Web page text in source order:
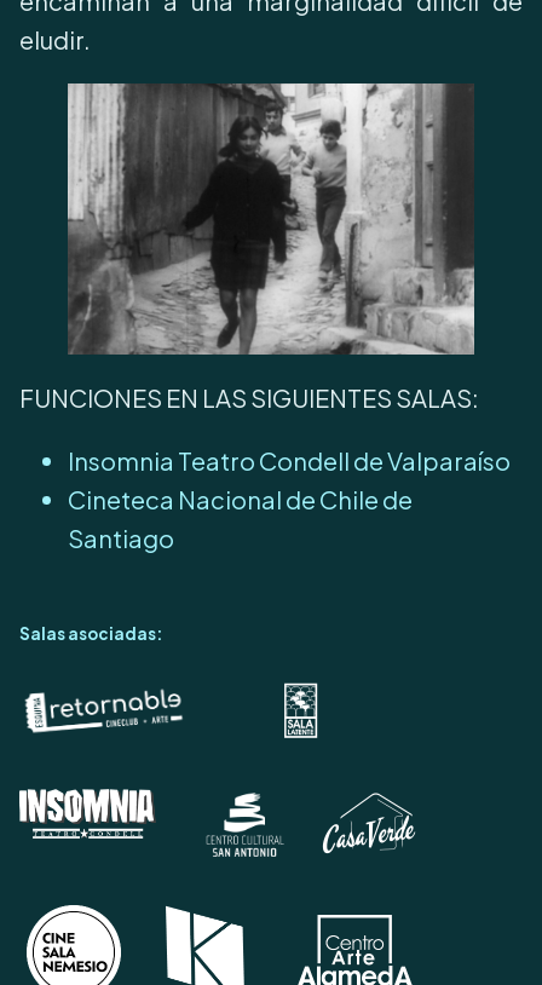
eludir.
FUNCIONES EN LAS SIGUIENTES SALAS:
Insomnia Teatro Condell de Valparaíso
Cineteca Nacional de Chile de
Santiago
Salas asociadas: